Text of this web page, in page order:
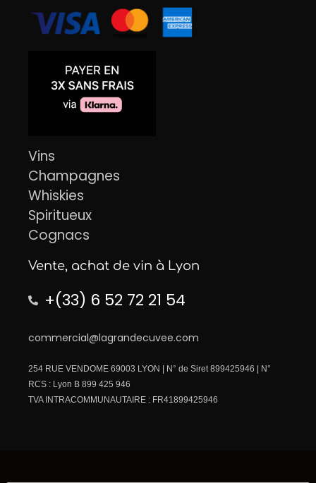
Vins
Champagnes
Whiskies
Spiritueux
Cognacs
Vente, achat de vin à Lyon
+(33) 6 52 72 21 54
commercial@lagrandecuvee.com
254 RUE VENDOME 69003 LYON | N° de Siret 899425946 | N°
RCS : Lyon B 899 425 946
TVA INTRACOMMUNAUTAIRE : FR41899425946